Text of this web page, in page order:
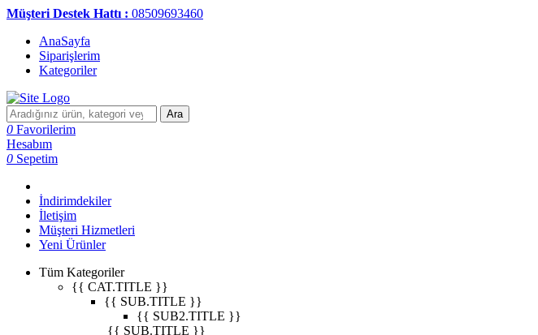
Müşteri Destek Hattı : 08509693460
AnaSayfa
Siparişlerim
Kategoriler
Ara
0 Favorilerim
Hesabım
0 Sepetim
İndirimdekiler
İletişim
Müşteri Hizmetleri
Yeni Ürünler
Tüm Kategoriler
{{ CAT.TITLE }}
{{ SUB.TITLE }}
{{ SUB2.TITLE }}
{{ SUB.TITLE }}